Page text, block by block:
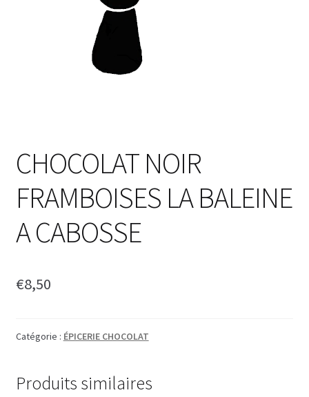
CHOCOLAT NOIR
FRAMBOISES LA BALEINE
A CABOSSE
€8,50
Catégorie : ÉPICERIE CHOCOLAT
Produits similaires